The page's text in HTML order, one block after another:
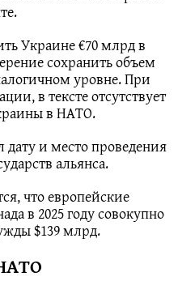
Украине €70 млрд в
сохранить объем
уровне. При
в тексте отсутствует
в НАТО.
и место проведения
альянса.
что европейские
в 2025 году совокупно
$139 млрд.